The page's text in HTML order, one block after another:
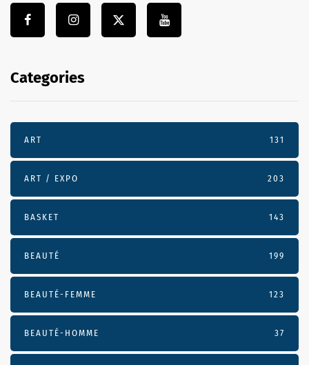
Categories
ART 131
ART / EXPO 203
BASKET 143
BEAUTÉ 199
BEAUTÉ-FEMME 123
BEAUTÉ-HOMME 37